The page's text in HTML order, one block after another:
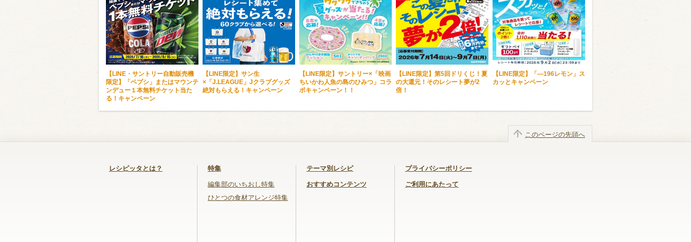
【LINE・サントリー自動販売機
限定】「ペプシ」またはマウンテ
ンデュー１本無料チケット当た
る！キャンペーン
【LINE限定】サン生
×「J.LEAGUE」Jクラブグッズ
絶対もらえる！キャンペーン
【LINE限定】サントリー×「映画
ちいかわ人魚の島のひみつ」コラ
ボキャンペーン！！
【LINE限定】第5回ドリくじ！夏
の大還元！そのレシート夢が2
倍！
【LINE限定】「―196レモン」ス
カッとキャンペーン
レシピッタとは？ 特集
編集部のいちおし特集
ひとつの食材アレンジ特集
テーマ別レシピ
おすすめコンテンツ
プライバシーポリシー
ご利用にあたって
このページの先頭へ